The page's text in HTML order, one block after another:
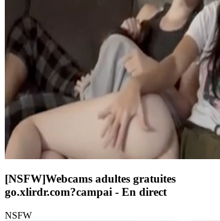
[NSFW]Webcams adultes gratuites
go.xlirdr.com?campai - En direct
NSFW